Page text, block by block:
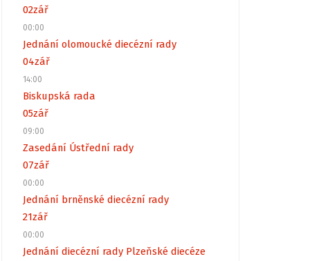
02zář
00:00
Jednání olomoucké diecézní rady
04zář
14:00
Biskupská rada
05zář
09:00
Zasedání Ústřední rady
07zář
00:00
Jednání brněnské diecézní rady
21zář
00:00
Jednání diecézní rady Plzeňské diecéze